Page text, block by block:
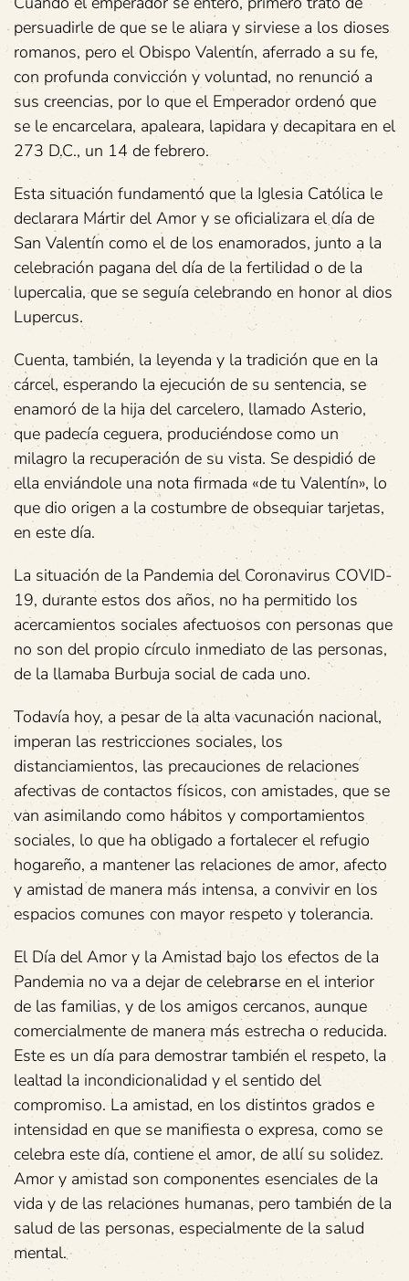
persuadirle de que se le aliara y sirviese a los dioses
romanos, pero el Obispo Valentín, aferrado a su fe,
con profunda convicción y voluntad, no renunció a
sus creencias, por lo que el Emperador ordenó que
se le encarcelara, apaleara, lapidara y decapitara en el
273 D.C., un 14 de febrero.
Esta situación fundamentó que la Iglesia Católica le
declarara Mártir del Amor y se oficializara el día de
San Valentín como el de los enamorados, junto a la
celebración pagana del día de la fertilidad o de la
lupercalia, que se seguía celebrando en honor al dios
Lupercus.
Cuenta, también, la leyenda y la tradición que en la
cárcel, esperando la ejecución de su sentencia, se
enamoró de la hija del carcelero, llamado Asterio,
que padecía ceguera, produciéndose como un
milagro la recuperación de su vista. Se despidió de
ella enviándole una nota firmada «de tu Valentín», lo
que dio origen a la costumbre de obsequiar tarjetas,
en este día.
La situación de la Pandemia del Coronavirus COVID-
19, durante estos dos años, no ha permitido los
acercamientos sociales afectuosos con personas que
no son del propio círculo inmediato de las personas,
de la llamaba Burbuja social de cada uno.
Todavía hoy, a pesar de la alta vacunación nacional,
imperan las restricciones sociales, los
distanciamientos, las precauciones de relaciones
afectivas de contactos físicos, con amistades, que se
van asimilando como hábitos y comportamientos
sociales, lo que ha obligado a fortalecer el refugio
hogareño, a mantener las relaciones de amor, afecto
y amistad de manera más intensa, a convivir en los
espacios comunes con mayor respeto y tolerancia.
El Día del Amor y la Amistad bajo los efectos de la
Pandemia no va a dejar de celebrarse en el interior
de las familias, y de los amigos cercanos, aunque
comercialmente de manera más estrecha o reducida.
Este es un día para demostrar también el respeto, la
lealtad la incondicionalidad y el sentido del
compromiso. La amistad, en los distintos grados e
intensidad en que se manifiesta o expresa, como se
celebra este día, contiene el amor, de allí su solidez.
Amor y amistad son componentes esenciales de la
vida y de las relaciones humanas, pero también de la
salud de las personas, especialmente de la salud
mental.